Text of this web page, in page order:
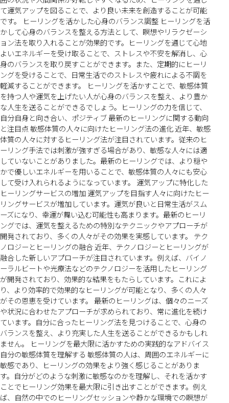
て運気アップを図ることで、より良い未来を創造することが可能
です。 ヒーリングを活かした心身のバランス調整 ヒーリングを活
かして心身のバランスを整える方法として、瞑想やリラクゼーシ
ョン法を取り入れることが効果的です。ヒーリングを通じて心地
よいエネルギーを受け取ることで、ストレスや不安を解消し、心
身のバランスを取り戻すことができます。また、定期的にヒーリ
ングを受けることで、日常生活でのストレスや疲れによる不調を
軽減することができます。 ヒーリングを活かすことで、敏感体質
を持つ人や運気を上げたい人が心身のバランスを整え、より豊か
な人生を送ることができるでしょう。ヒーリングの力を信じて、
自分自身と向き合い、ポジティブ 最新のヒーリングに関する動向
と注目点 敏感体質の人々に向けたヒーリング法の進化 近年、敏感
体質の人々に対するヒーリング法が注目されています。従来のヒ
ーリング手法では刺激が強すぎる場合があり、敏感な人々には適
していないことがありました。最新のヒーリングでは、より穏や
かで優しいエネルギーを用いることで、敏感体質の人々にも安心
して受け入れられるようになっています。 運気アップに特化した
ヒーリングサービスの増加 運気アップを目指す人々に向けたヒー
リングサービスが増加しています。運気が良いと日常生活がスム
ーズになり、幸運が舞い込む可能性も高まります。最新のヒーリ
ングでは、運気を整えるための特別なテクニックやアプローチが
開発されており、多くの人々がその効果を実感しています。 テク
ノロジーとヒーリングの融合 近年、テクノロジーとヒーリングが
融合した新しいアプローチが注目されています。例えば、バイノ
ーラルビートや光療法などのテクノロジーを活用したヒーリング
が開発されており、効果的な結果をもたらしています。これによ
り、より効率的で効果的なヒーリングが可能となり、多くの人々
がその恩恵を受けています。 最新のヒーリングは、個々のニーズ
や状況に合わせたアプローチが求められており、常に進化を続け
ています。自分に合ったヒーリング法を見つけることで、心身の
バランスを整え、より充実した人生を送ることができるかもしれ
ません。 ヒーリングを最大限に活かすための実践的なアドバイス
自分の敏感体質を理解する 敏感体質の人は、周囲のエネルギーに
敏感であり、ヒーリングの効果をより強く感じることがありま
す。自分がどのような刺激に敏感なのかを理解し、それを活かす
ことでヒーリング効果を最大限に引き出すことができます。例え
ば、自然の中でのヒーリングセッションや静かな環境での瞑想が